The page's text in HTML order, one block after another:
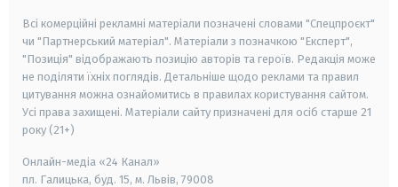
Всі комерційні рекламні матеріали позначені словами "Спецпроєкт"
чи "Партнерський матеріал". Матеріали з позначкою "Експерт",
"Позиція" відображають позицію авторів та героїв. Редакція може
не поділяти їхніх поглядів. Детальніше щодо реклами та правил
цитування можна ознайомитись в правилах користування сайтом.
Усі права захищені. Матеріали сайту призначені для осіб старше 21
року (21+)
Онлайн-медіа «24 Канал»
пл. Галицька, буд. 15, м. Львів, 79008